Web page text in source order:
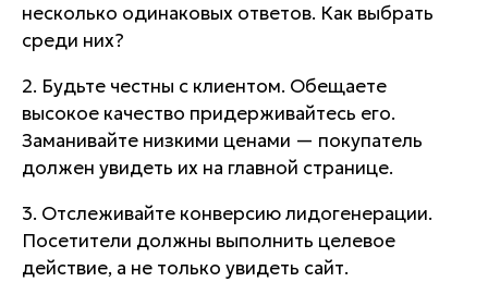
несколько одинаковых ответов. Как выбрать
среди них?
2. Будьте честны с клиентом. Обещаете
высокое качество придерживайтесь его.
Заманивайте низкими ценами — покупатель
должен увидеть их на главной странице.
3. Отслеживайте конверсию лидогенерации.
Посетители должны выполнить целевое
действие, а не только увидеть сайт.